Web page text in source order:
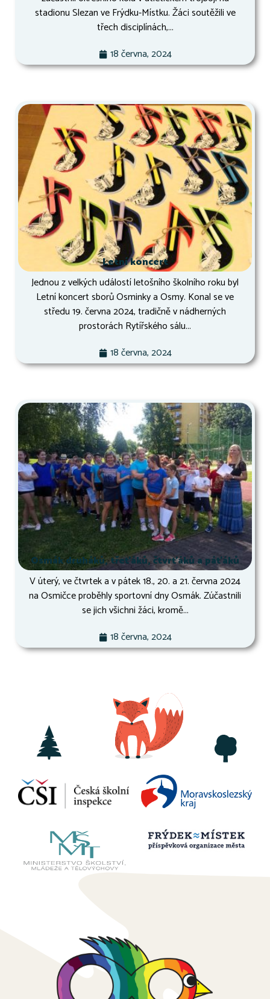
stadionu Slezan ve Frýdku-Místku. Žáci soutěžili ve
třech disciplínách,...
18 června, 2024
Letní koncert
Jednou z velkých událostí letošního školního roku byl
Letní koncert sborů Osminky a Osmy. Konal se ve
středu 19. června 2024, tradičně v nádherných
prostorách Rytířského sálu...
18 června, 2024
Osmák druháků, třeťáků, čtvrťáků a páťáků
V úterý, ve čtvrtek a v pátek 18., 20. a 21. června 2024
na Osmičce proběhly sportovní dny Osmák. Zúčastnili
se jich všichni žáci, kromě...
18 června, 2024